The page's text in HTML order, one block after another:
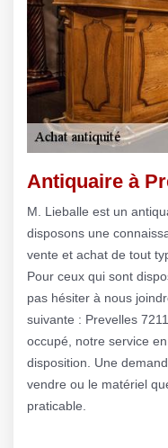
Antiquaire à
M. Lieballe est un
disposons une
vente et achat de tout
Pour ceux qui sont
pas hésiter à nous
suivante : Prevelles
occupé, notre service
disposition. Une
vendre ou le matériel
praticable.